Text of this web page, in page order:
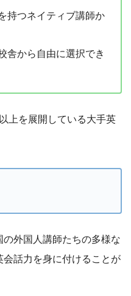
持つネイティブ講師か
舎から自由に選択でき
上を展開している大手英
外国人講師たちの多様な
話力を身に付けることが